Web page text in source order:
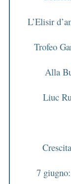
L’Elisir
Trofeo
Alla
Liuc
7